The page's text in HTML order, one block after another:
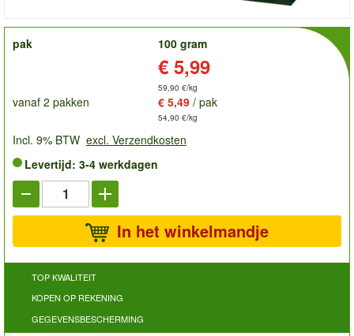
order
pak
100 gram
€ 5,99
59,90 €/kg
vanaf 2 pakken € 5,49 / pak
54,90 €/kg
Incl. 9% BTW excl. Verzendkosten
Levertijd: 3-4 werkdagen
In het winkelmandje
TOP KWALITEIT
KOPEN OP REKENING
GEGEVENSBESCHERMING